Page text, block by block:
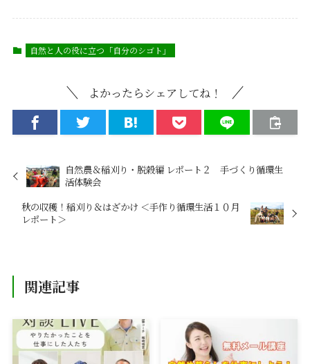
自然と人の役に立つ「自分のシゴト」
よかったらシェアしてね！
自然農＆稲刈り・脱穀編 レポート２ 手づくり循環生
活体験会
秋の収穫！稲刈り＆はざかけ ＜手作り循環生活１０月
レポート＞
関連記事